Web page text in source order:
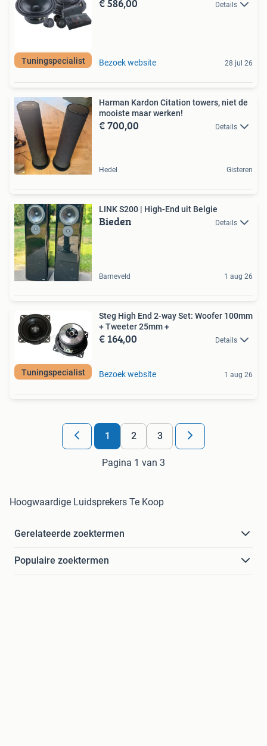
Tuningspecialist
Details
Bezoek website 28 jul 26
Harman Kardon Citation towers, niet de
mooiste maar werken!
€ 700,00 Details
Hedel Gisteren
LINK S200 | High-End uit Belgie
Bieden Details
Barneveld 1 aug 26
Tuningspecialist
Steg High End 2-way Set: Woofer 100mm
+ Tweeter 25mm +
€ 164,00 Details
Bezoek website 1 aug 26
1 2 3
Pagina 1 van 3
Hoogwaardige Luidsprekers Te Koop
Gerelateerde zoektermen
Populaire zoektermen